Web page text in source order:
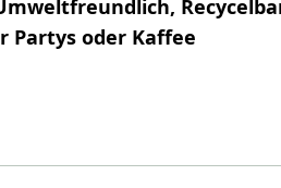
Partys oder Kaffee